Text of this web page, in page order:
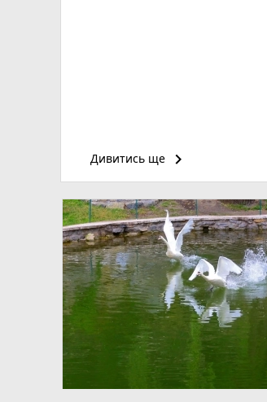
Дивитись ще keyboard_arrow_right